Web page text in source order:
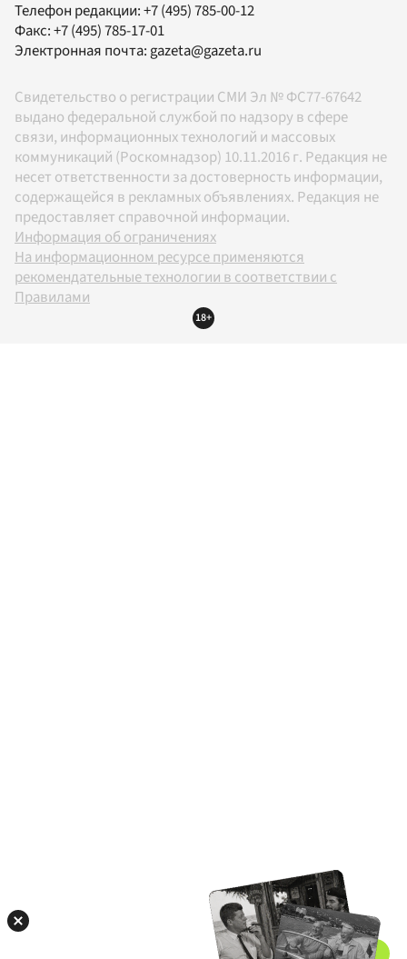
Телефон редакции:+7 (495) 785-00-12
Факс:+7 (495) 785-17-01
Электронная почта:gazeta@gazeta.ru
Свидетельство о регистрации СМИ Эл № ФС77-67642
выдано федеральной службой по надзору в сфере
связи, информационных технологий и массовых
коммуникаций (Роскомнадзор) 10.11.2016 г. Редакция не
несет ответственности за достоверность информации,
содержащейся в рекламных объявлениях. Редакция не
предоставляет справочной информации.
Информация об ограничениях
На информационном ресурсе применяются
рекомендательные технологии в соответствии с
Правилами
18+